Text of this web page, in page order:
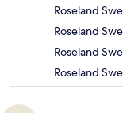
Roseland
Roseland
Roseland
Roseland